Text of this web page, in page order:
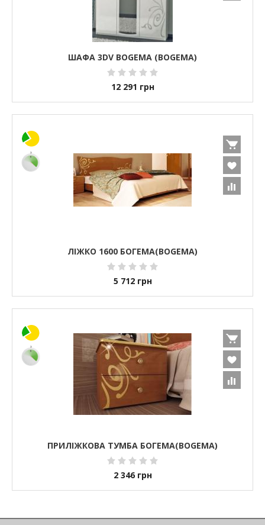
ШАФА 3DV BOGEMA (BOGEMA)
12 291 грн
ЛІЖКО 1600 БОГЕМА(BOGEMA)
5 712 грн
ПРИЛІЖКОВА ТУМБА БОГЕМА(BOGEMA)
2 346 грн